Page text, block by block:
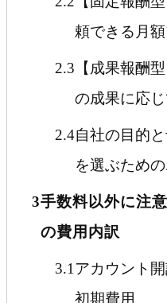
頼できる月
2.3 【成果報酬
の成果に応
2.4自社の目的
を選ぶため
3手数料以外に注
の費用内訳
3.1アカウント
初期費用